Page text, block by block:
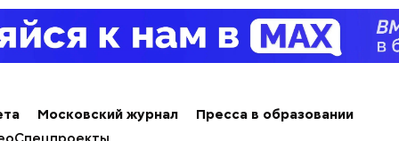
Московский журнал
Пресса в образовании
был жертвой Миссюры
из травматического пистолета, а боецоткрыл